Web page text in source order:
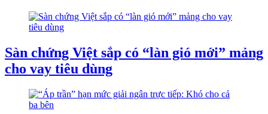
Sàn chứng Việt sắp có “làn gió mới” mảng
cho vay tiêu dùng